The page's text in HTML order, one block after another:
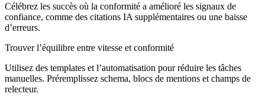
Célébrez les succès où la conformité a amélioré les signaux de
confiance, comme des citations IA supplémentaires ou une baisse
d’erreurs.
Trouver l’équilibre entre vitesse et conformité
Utilisez des templates et l’automatisation pour réduire les tâches
manuelles. Préremplissez schema, blocs de mentions et champs de
relecteur.